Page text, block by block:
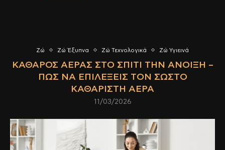
Ζώ Ζώ Έξυπνα Ζώ Τεχνολογικά Ζώ Υγιεινά
ΚΑΘΑΡΌΣ ΑΈΡΑΣ ΣΤΟ ΣΠΊΤΙ ΤΗΝ ΆΝΟΙΞΗ –
ΠΏΣ ΝΑ ΕΠΙΛΈΞΕΙΣ ΤΟΝ ΣΩΣΤΌ
ΚΑΘΑΡΙΣΤΉ ΑΈΡΑ
11/03/2026